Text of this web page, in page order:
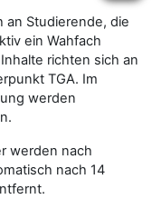
an Studierende, die
ein Wahfach
richten sich an
TGA. Im
werden
werden nach
nach 14